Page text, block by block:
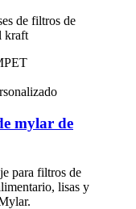
mylar de